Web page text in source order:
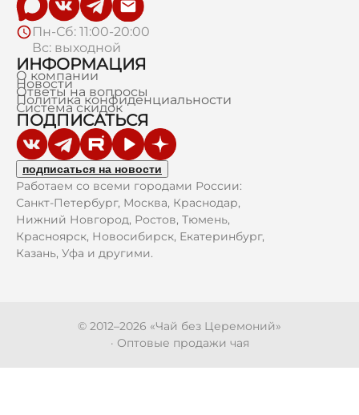
Пн-Сб: 11:00-20:00
Вс: выходной
ИНФОРМАЦИЯ
О компании
Новости
Ответы на вопросы
Политика конфиденциальности
Система скидок
ПОДПИСАТЬСЯ
подписаться на новости
Работаем со всеми городами России:
Санкт-Петербург, Москва, Краснодар,
Нижний Новгород, Ростов, Тюмень,
Красноярск, Новосибирск, Екатеринбург,
Казань, Уфа и другими.
© 2012–2026 «Чай без Церемоний»
· Оптовые продажи чая